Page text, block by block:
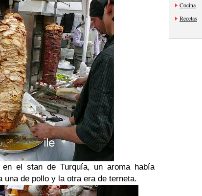
en el stan de Turquía, un aroma había
una de pollo y la otra era de terneta.
Cocina
Recetas